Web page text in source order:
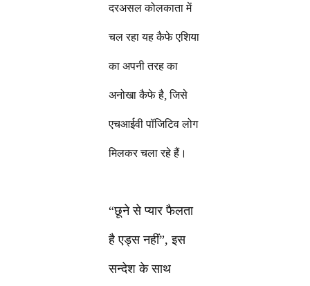
दरअसल कोलकाता में
चल रहा यह कैफे एशिया
का अपनी तरह का
अनोखा कैफे है, जिसे
एचआईवी पॉजिटिव लोग
मिलकर चला रहे हैं।
“छूने से प्यार फैलता
है एड्स नहीं”, इस
सन्देश के साथ